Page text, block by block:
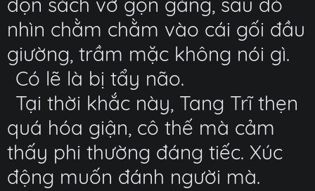
nhìn chằm chằm vào cái gối đầu
giường, trầm mặc không nói gì.
Có lẽ là bị tẩy não.
Tại thời khắc này, Tang Trĩ thẹn
quá hóa giận, cô thế mà cảm
thấy phi thường đáng tiếc. Xúc
động muốn đánh người mà.